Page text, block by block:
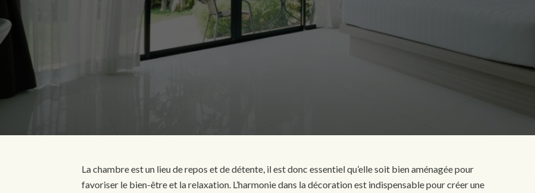
La chambre est un lieu de repos et de détente, il est donc essentiel qu’elle soit bien aménagée pour
favoriser le bien-être et la relaxation. L’harmonie dans la décoration est indispensable pour créer une